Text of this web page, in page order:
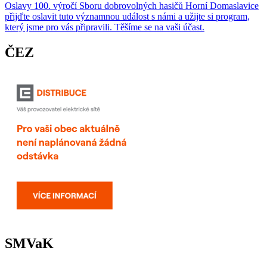
Oslavy 100. výročí Sboru dobrovolných hasičů Horní Domaslavice
přijďte oslavit tuto významnou událost s námi a užijte si program,
který jsme pro vás připravili. Těšíme se na vaši účast.
ČEZ
SMVaK